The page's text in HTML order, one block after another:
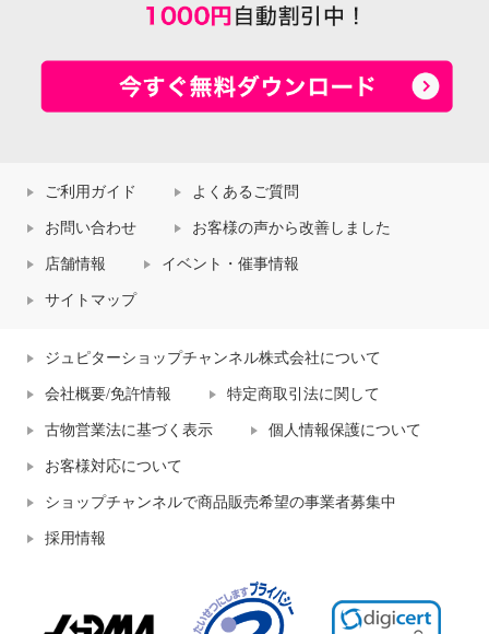
ご利用ガイド よくあるご質問
お問い合わせ お客様の声から改善しました
店舗情報 イベント・催事情報
サイトマップ
ジュピターショップチャンネル株式会社について
会社概要/免許情報 特定商取引法に関して
古物営業法に基づく表示 個人情報保護について
お客様対応について
ショップチャンネルで商品販売希望の事業者募集中
採用情報